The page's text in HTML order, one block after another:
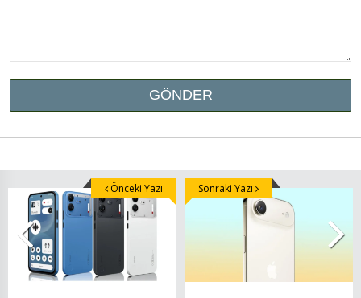
Önceki Yazı Sonraki Yazı